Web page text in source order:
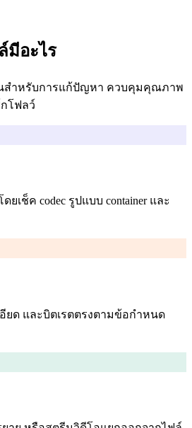
มีอะไร
นสำหรับการแก้ปัญหา ควบคุมคุณภาพ
โฟลว์
เช็ค codec รูปแบบ container และ
ยด และบิตเรตตรงตามข้อกำหนด